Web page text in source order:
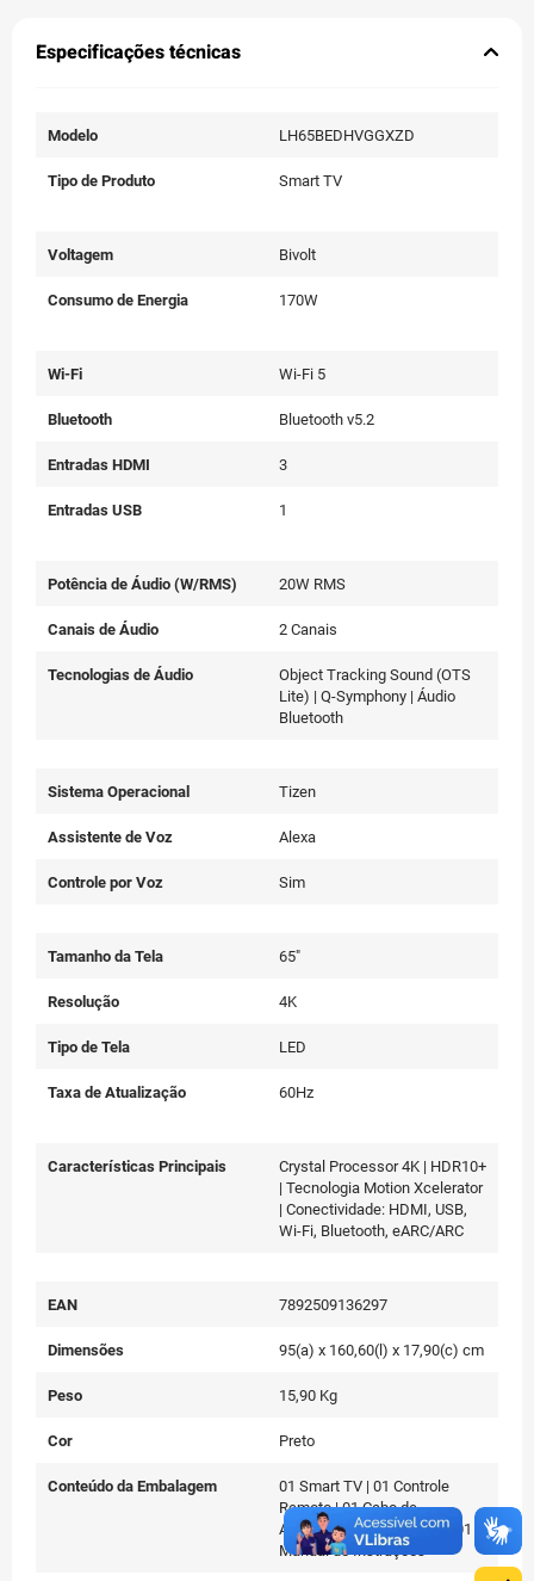
Especificações técnicas
Modelo LH65BEDHVGGXZD
Tipo de Produto Smart TV
Voltagem Bivolt
Consumo de Energia 170W
Wi-Fi Wi-Fi 5
Bluetooth Bluetooth v5.2
Entradas HDMI 3
Entradas USB 1
Potência de Áudio (W/RMS) 20W RMS
Canais de Áudio 2 Canais
Tecnologias de Áudio
Object Tracking Sound (OTS
Lite) | Q-Symphony | Áudio
Bluetooth
Sistema Operacional Tizen
Assistente de Voz Alexa
Controle por Voz Sim
Tamanho da Tela 65"
Resolução 4K
Tipo de Tela LED
Taxa de Atualização 60Hz
Características Principais
Crystal Processor 4K | HDR10+
| Tecnologia Motion Xcelerator
| Conectividade: HDMI, USB,
Wi-Fi, Bluetooth, eARC/ARC
EAN 7892509136297
Dimensões 95(a) x 160,60(l) x 17,90(c) cm
Peso 15,90 Kg
Cor Preto
Conteúdo da Embalagem
01 Smart TV | 01 Controle
Remoto | 01 Cabo de
Alimentação | Parafusos | 01
Manual de Instruções